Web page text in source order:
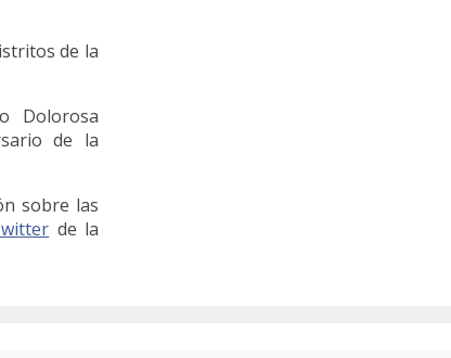
de la
Dolorosa
de la
sobre las
de la